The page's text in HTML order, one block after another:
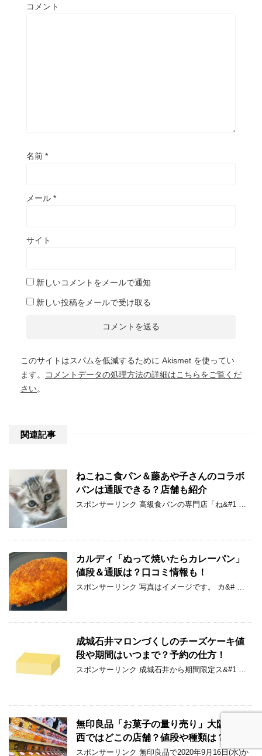
コメント
名前 *
メール *
サイト
新しいコメントをメールで通知
新しい投稿をメールで受け取る
このサイトはスパムを低減するために Akismet を使ってい
ます。
コメントデータの処理方法の詳細はこちらをご覧くだ
さい。
関連記事
ねこねこ食パン＆藤あや子さんのコラボ
パンは通販できる？店舗も紹介
スポンサーリンク 高級食パンの専門店「ね&#1 …
カルディ「ぬって焼いたらカレーパン」
値段＆通販は？口コミ情報も！
スポンサーリンク 写真はイメージです。 カ&# …
成城石井マロンづくしのチーズケーキ値
段や期間はいつまで？予約の仕方！
スポンサーリンク 成城石井から期間限定ス&#1 …
無印良品「お菓子の量り売り」大阪・関
西ではどこの店舗？値段や種類は？
スポンサーリンク 無印良品で2020年9月16日(水)か